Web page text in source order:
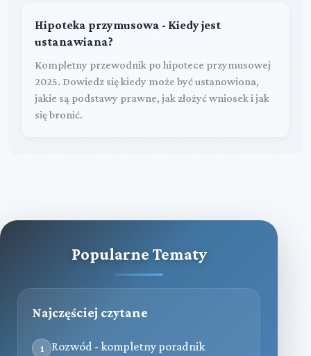
Hipoteka przymusowa - Kiedy jest
ustanawiana?
Kompletny przewodnik po hipotece przymusowej
2025. Dowiedz się kiedy może być ustanowiona,
jakie są podstawy prawne, jak złożyć wniosek i jak
się bronić.
Popularne Tematy
Najczęściej czytane
1
Rozwód - kompletny poradnik